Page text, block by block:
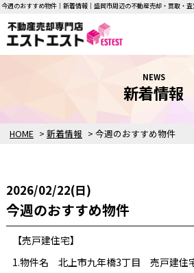
NEWS
新着情報
HOME > 新着情報 > 今週のおすすめ物件
2026/02/22(日)
今週のおすすめ物件
【売戸建住宅】
1.物件名 北上市九年橋3丁目 売戸建住